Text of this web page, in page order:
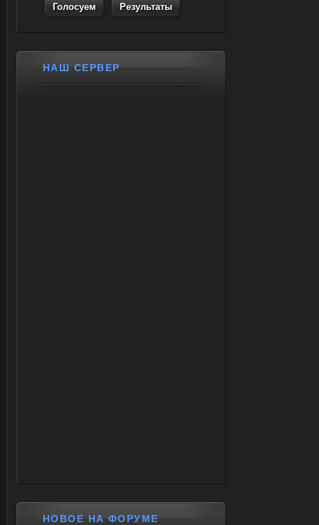
Результаты
НАШ СЕРВЕР
НОВОЕ НА ФОРУМЕ